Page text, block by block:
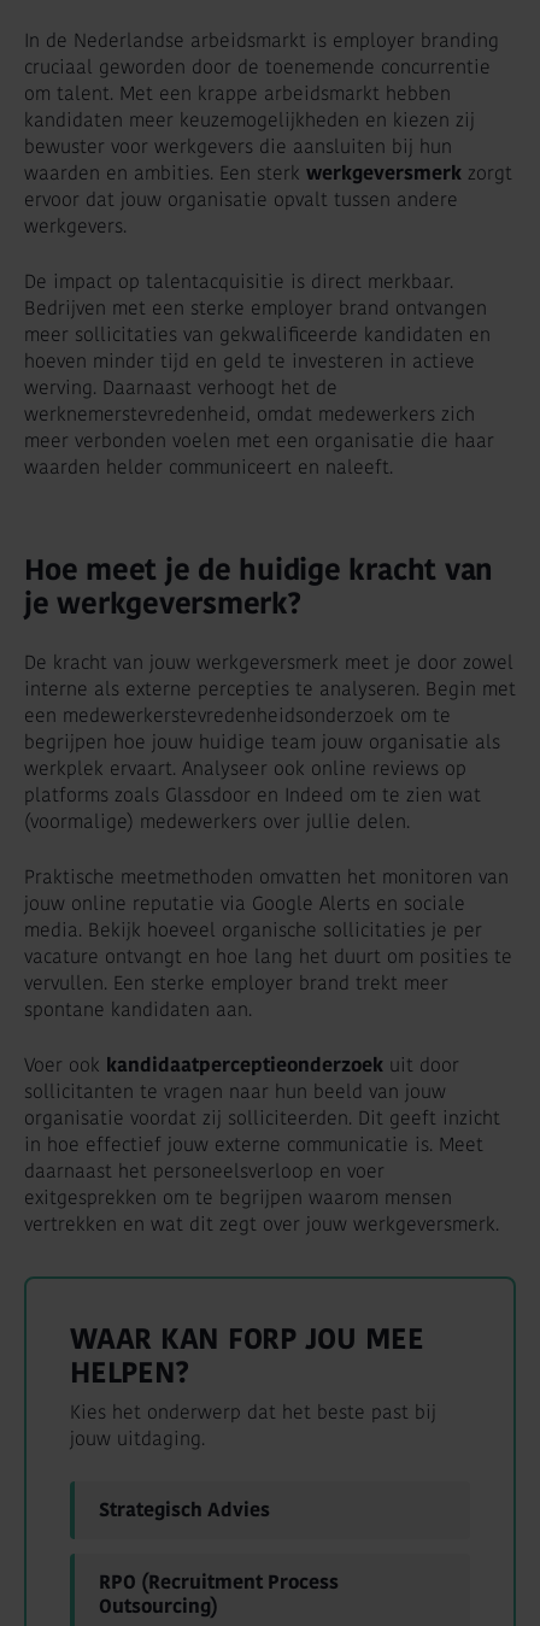
In de Nederlandse arbeidsmarkt is employer branding
cruciaal geworden door de toenemende concurrentie
om talent. Met een krappe arbeidsmarkt hebben
kandidaten meer keuzemogelijkheden en kiezen zij
bewuster voor werkgevers die aansluiten bij hun
waarden en ambities. Een sterk werkgeversmerk zorgt
ervoor dat jouw organisatie opvalt tussen andere
werkgevers.
De impact op talentacquisitie is direct merkbaar.
Bedrijven met een sterke employer brand ontvangen
meer sollicitaties van gekwalificeerde kandidaten en
hoeven minder tijd en geld te investeren in actieve
werving. Daarnaast verhoogt het de
werknemerstevredenheid, omdat medewerkers zich
meer verbonden voelen met een organisatie die haar
waarden helder communiceert en naleeft.
Hoe meet je de huidige kracht van
je werkgeversmerk?
De kracht van jouw werkgeversmerk meet je door zowel
interne als externe percepties te analyseren. Begin met
een medewerkerstevredenheidsonderzoek om te
begrijpen hoe jouw huidige team jouw organisatie als
werkplek ervaart. Analyseer ook online reviews op
platforms zoals Glassdoor en Indeed om te zien wat
(voormalige) medewerkers over jullie delen.
Praktische meetmethoden omvatten het monitoren van
jouw online reputatie via Google Alerts en sociale
media. Bekijk hoeveel organische sollicitaties je per
vacature ontvangt en hoe lang het duurt om posities te
vervullen. Een sterke employer brand trekt meer
spontane kandidaten aan.
Voer ook kandidaatperceptieonderzoek uit door
sollicitanten te vragen naar hun beeld van jouw
organisatie voordat zij solliciteerden. Dit geeft inzicht
in hoe effectief jouw externe communicatie is. Meet
daarnaast het personeelsverloop en voer
exitgesprekken om te begrijpen waarom mensen
vertrekken en wat dit zegt over jouw werkgeversmerk.
WAAR KAN FORP JOU MEE
HELPEN?
Kies het onderwerp dat het beste past bij
jouw uitdaging.
Strategisch Advies
RPO (Recruitment Process
Outsourcing)